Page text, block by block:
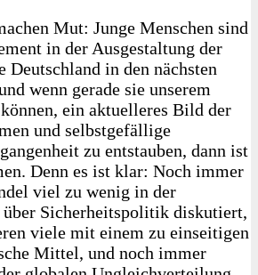
Mut: Junge Menschen sind
in der Ausgestaltung der
Deutschland in den nächsten
wenn gerade sie unserem
ein aktuelleres Bild der
und selbstgefällige
zu entstauben, dann ist
Denn es ist klar: Noch immer
viel zu wenig in der
über Sicherheitspolitik diskutiert,
viele mit einem zu einseitigen
Mittel, und noch immer